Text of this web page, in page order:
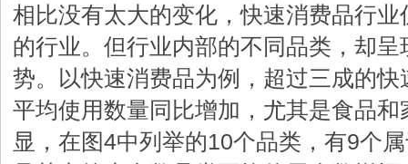
相比没有太大的变化，快速消费品行
的行业。但行业内部的不同品类，却
势。以快速消费品为例，超过三成的
平均使用数量同比增加，尤其是食品
显，在图4中列举的10个品类，有9个